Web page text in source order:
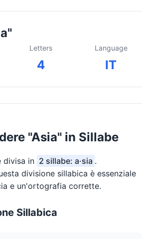
Letters
4
Language
IT
"Asia" in Sillabe
divisa in 2 sillabe: a·sia .
divisione sillabica è essenziale
e un'ortografia corrette.
Sillabica